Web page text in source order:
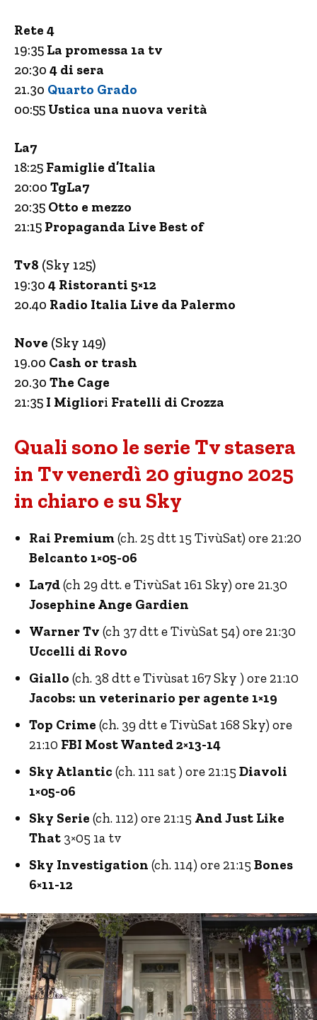
Rete 4
19:35 La promessa 1a tv
20:30 4 di sera
21.30 Quarto Grado
00:55 Ustica una nuova verità
La7
18:25 Famiglie d’Italia
20:00 TgLa7
20:35 Otto e mezzo
21:15 Propaganda Live Best of
Tv8 (Sky 125)
19:30 4 Ristoranti 5×12
20.40 Radio Italia Live da Palermo
Nove (Sky 149)
19.00 Cash or trash
20.30 The Cage
21:35 I Migliori Fratelli di Crozza
Quali sono le serie Tv stasera
in Tv venerdì 20 giugno 2025
in chiaro e su Sky
Rai Premium(ch. 25 dtt 15 TivùSat) ore 21:20
Belcanto 1×05-06
La7d(ch 29 dtt. e TivùSat 161 Sky) ore 21.30
Josephine Ange Gardien
Warner Tv (ch 37 dtt e TivùSat 54) ore 21:30
Uccelli di Rovo
Giallo (ch. 38 dtt e Tivùsat 167 Sky ) ore 21:10
Jacobs: un veterinario per agente 1×19
Top Crime (ch. 39 dtt e TivùSat 168 Sky) ore
21:10 FBI Most Wanted 2×13-14
Sky Atlantic (ch. 111 sat ) ore 21:15 Diavoli
1×05-06
Sky Serie (ch. 112) ore 21:15 And Just Like
That 3×05 1a tv
Sky Investigation (ch. 114) ore 21:15 Bones
6×11-12